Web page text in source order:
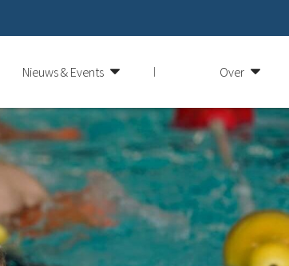
Nieuws & Events Over